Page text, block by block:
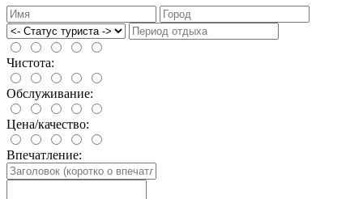
Чистота:
Обслуживание:
Цена/качество:
Впечатление: